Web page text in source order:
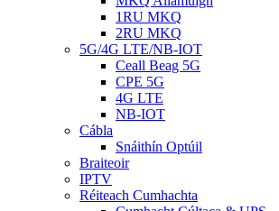
1RU MKQ
2RU MKQ
5G/4G LTE/NB-IOT
Ceall Beag 5G
CPE 5G
4G LTE
NB-IOT
Cábla
Snáithín Optúil
Braiteoir
IPTV
Réiteach Cumhachta